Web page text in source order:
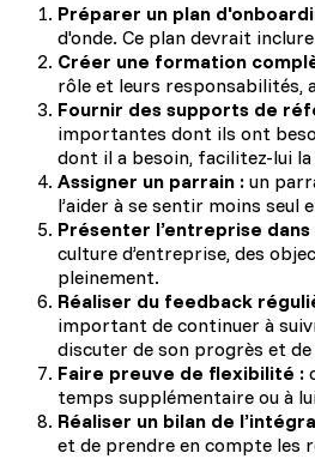
Préparer un plan
d'onde. Ce plan devrait
Créer une formation
rôle et leurs responsabilités,
Fournir des supports de
importantes dont ils ont
dont il a besoin, facilitez-lui la
Assigner un parrain : un
l’aider à se sentir moins
Présenter l’entreprise
culture d’entreprise, des
pleinement.
Réaliser du feedback
important de continuer à
discuter de son progrès et
Faire preuve de flexibilité :
temps supplémentaire ou à
Réaliser un bilan de
et de prendre en compte les